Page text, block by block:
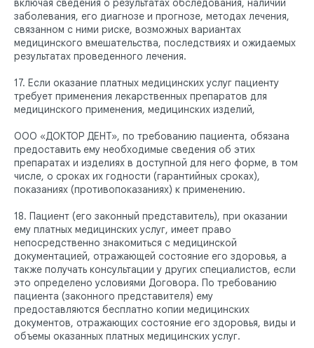
включая сведения о результатах обследования, наличии
заболевания, его диагнозе и прогнозе, методах лечения,
связанном с ними риске, возможных вариантах
медицинского вмешательства, последствиях и ожидаемых
результатах проведенного лечения.
17. Если оказание платных медицинских услуг пациенту
требует применения лекарственных препаратов для
медицинского применения, медицинских изделий,
ООО «ДОКТОР ДЕНТ», по требованию пациента, обязана
предоставить ему необходимые сведения об этих
препаратах и изделиях в доступной для него форме, в том
числе, о сроках их годности (гарантийных сроках),
показаниях (противопоказаниях) к применению.
18. Пациент (его законный представитель), при оказании
ему платных медицинских услуг, имеет право
непосредственно знакомиться с медицинской
документацией, отражающей состояние его здоровья, а
также получать консультации у других специалистов, если
это определено условиями Договора. По требованию
пациента (законного представителя) ему
предоставляются бесплатно копии медицинских
документов, отражающих состояние его здоровья, виды и
объемы оказанных платных медицинских услуг.